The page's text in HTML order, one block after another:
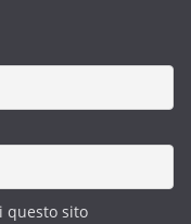
questo sito